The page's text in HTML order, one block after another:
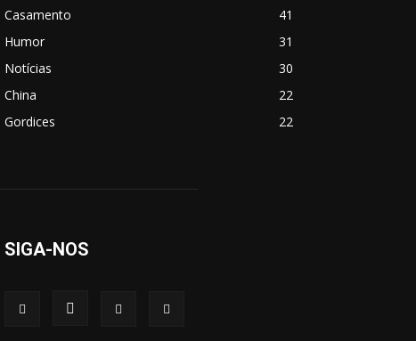
Casamento
41
Humor
31
Notícias
30
China
22
Gordices
22
SIGA-NOS